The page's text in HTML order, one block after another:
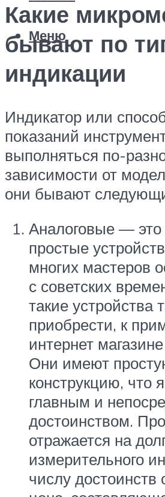
Меню
Какие
бывают по
индикации
Индикатор или
показаний
выполняться по-
зависимости от
они бывают
Аналоговые —
простые
многих мастеров
с советских
такие устройства
приобрести, к
интернет
Они имеют
конструкцию, что
главным и
достоинством.
отражается на
измерительного
числу достоинств